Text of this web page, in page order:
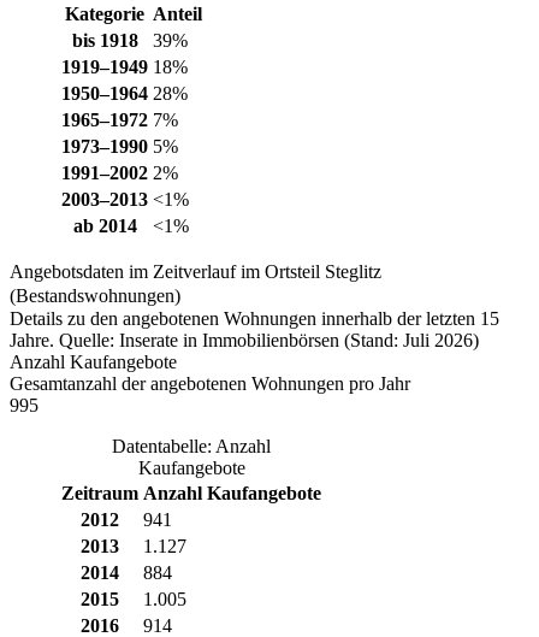
Kategorie Anteil
bis 1918
39%
1919–1949 18%
1950–1964 28%
1965–1972 7%
1973–1990 5%
1991–2002 2%
2003–2013 <1%
ab 2014
<1%
Angebotsdaten im Zeitverlauf im Ortsteil Steglitz
(Bestandswohnungen)
Details zu den angebotenen Wohnungen innerhalb der letzten 15
Jahre. Quelle: Inserate in Immobilienbörsen (Stand: Juli 2026)
Anzahl Kaufangebote
Gesamtanzahl der angebotenen Wohnungen pro Jahr
995
Datentabelle: Anzahl
Kaufangebote
Zeitraum Anzahl Kaufangebote
2012
941
2013
1.127
2014
884
2015
1.005
2016
914